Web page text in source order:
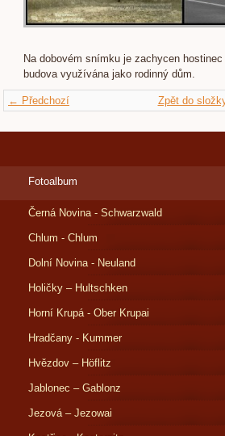
Na dobovém snímku je zachycen
budova využívána jako rodinný dům.
← Předchozí Zpět do
Fotoalbum
Černá Novina - Schwarzwald
Chlum - Chlum
Dolní Novina - Neuland
Holičky – Hultschken
Horní Krupá - Ober Krupai
Hradčany - Kummer
Hvězdov – Höflitz
Jablonec – Gablonz
Jezová – Jezowai